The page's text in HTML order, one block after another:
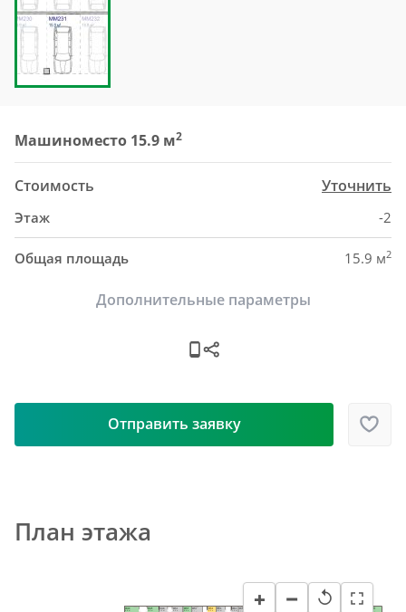
Машиноместо 15.9 м2
Стоимость Уточнить
Этаж -2
Общая площадь 15.9 м2
Дополнительные параметры
Отправить заявку
План этажа
+ − ↺
H40
8.9 м²
H45
6.9 м²
H48
5.0 м²
H51
6.2 м²
H55
9.4 м²
H57 H58
6.2 м²
H61
6.0 м²
H63
5.9 м²
H65 H93